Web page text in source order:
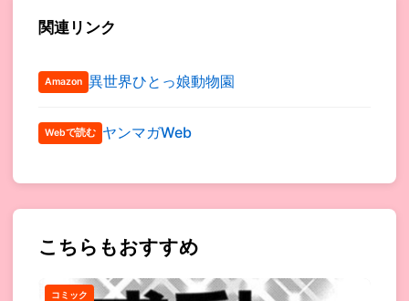
関連リンク
Amazon 異世界ひとっ娘動物園
Webで読む ヤンマガWeb
こちらもおすすめ
コミック